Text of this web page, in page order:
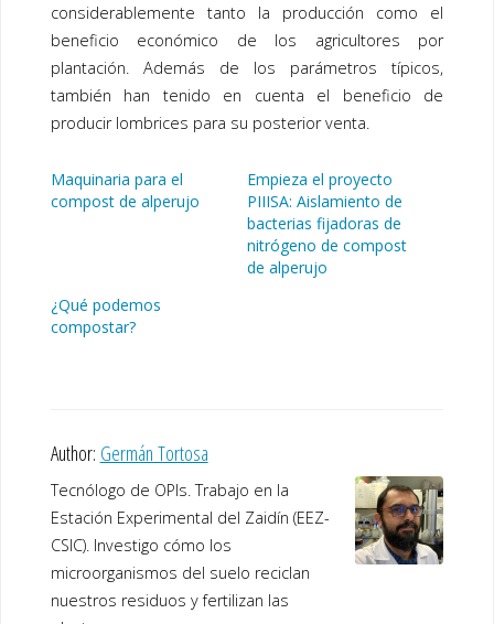
considerablemente tanto la producción como el
beneficio económico de los agricultores por
plantación. Además de los parámetros típicos,
también han tenido en cuenta el beneficio de
producir lombrices para su posterior venta.
Maquinaria para el
compost de alperujo
Empieza el proyecto
PIIISA: Aislamiento de
bacterias fijadoras de
nitrógeno de compost
de alperujo
¿Qué podemos
compostar?
Author: Germán Tortosa
Tecnólogo de OPIs. Trabajo en la
Estación Experimental del Zaidín (EEZ-
CSIC). Investigo cómo los
microorganismos del suelo reciclan
nuestros residuos y fertilizan las